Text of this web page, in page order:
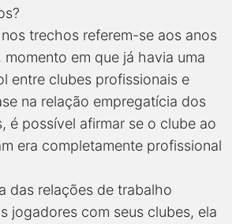
trechos referem-se aos anos
momento em que já havia uma
entre clubes profissionais e
na relação empregatícia dos
é possível afirmar se o clube ao
era completamente profissional
das relações de trabalho
jogadores com seus clubes, ela